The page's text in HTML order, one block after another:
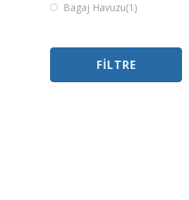
Bagaj Havuzu(1)
FILTRE